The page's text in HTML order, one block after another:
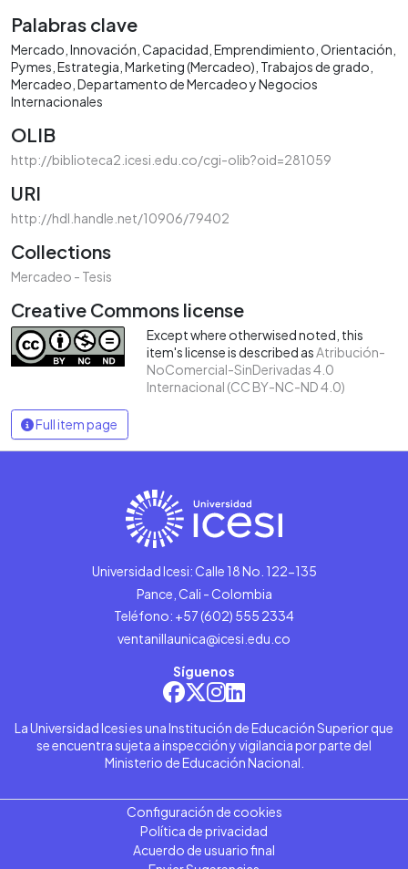
Palabras clave
Mercado Innovación Capacidad Emprendimiento Orientación
Pymes Estrategia Marketing (Mercadeo) Trabajos de grado
Mercadeo Departamento de Mercadeo y Negocios
Internacionales
OLIB
http://biblioteca2.icesi.edu.co/cgi-olib?oid=281059
URI
http://hdl.handle.net/10906/79402
Collections
Mercadeo - Tesis
Creative Commons license
Except where otherwised noted, this
item's license is described asAtribución-
NoComercial-SinDerivadas 4.0
Internacional (CC BY-NC-ND 4.0)
Full item page
Universidad Icesi: Calle 18 No. 122-135
Pance, Cali - Colombia
Teléfono: +57 (602) 555 2334
ventanillaunica@icesi.edu.co
Síguenos
La Universidad Icesi es una Institución de Educación Superior que
se encuentra sujeta a inspección y vigilancia por parte del
Ministerio de Educación Nacional.
Configuración de cookies
Política de privacidad
Acuerdo de usuario final